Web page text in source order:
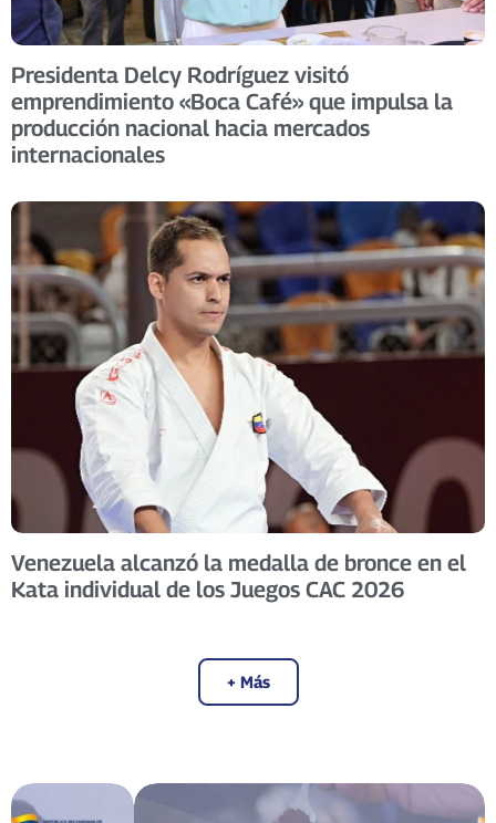
Presidenta Delcy Rodríguez visitó
emprendimiento «Boca Café» que impulsa la
producción nacional hacia mercados
internacionales
Venezuela alcanzó la medalla de bronce en el
Kata individual de los Juegos CAC 2026
+ Más